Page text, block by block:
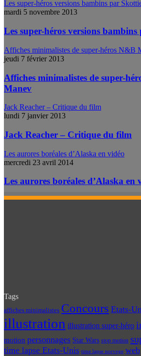
Les super-héros versions bambins par
mardi 5 novembre 2013
Les super-héros versions
Affiches minimalistes de super-héros N&B
jeudi 7 février 2013
Affiches minimalistes de super-
Manev
Jack Reacher – Critique du film
lundi 7 janvier 2013
Jack Reacher – Critique du film
Les aurores boréales d’Alaska en vidéo
mercredi 23 avril 2014
Les aurores boréales d’Alaska en
Tags
affiches minimalistes Concours Etats-
illustration illustration super-héro
motion personnages Star Wars stop motion
time lapse Etats-Unis time lapse norvege web